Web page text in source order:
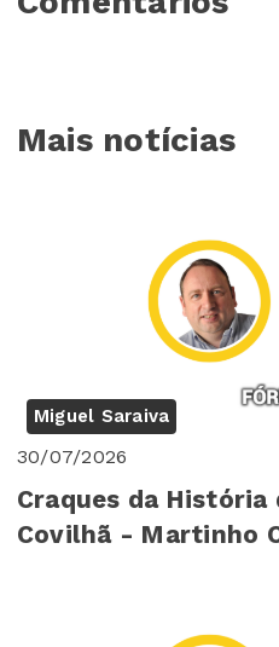
Mais notícias
Miguel Saraiva
30/07/2026
Craques da
Covilhã - Martinho